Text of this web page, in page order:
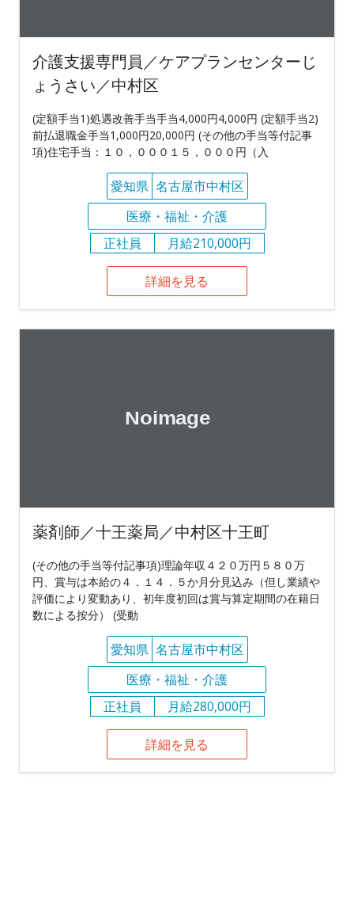
介護支援専門員／ケアプランセンターじ
ょうさい／中村区
(定額手当1)処遇改善手当手当4,000円4,000円 (定額手当2)
前払退職金手当1,000円20,000円 (その他の手当等付記事
項)住宅手当：１０，０００１５，０００円（入
愛知県 名古屋市中村区
医療・福祉・介護
正社員
月給210,000円
詳細を見る
薬剤師／十王薬局／中村区十王町
(その他の手当等付記事項)理論年収４２０万円５８０万
円、賞与は本給の４．１４．５か月分見込み（但し業績や
評価により変動あり、初年度初回は賞与算定期間の在籍日
数による按分） (受動
愛知県 名古屋市中村区
医療・福祉・介護
正社員
月給280,000円
詳細を見る